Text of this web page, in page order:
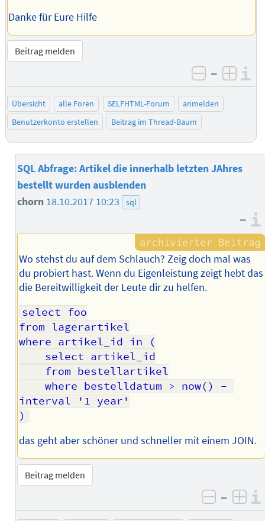
Danke für Eure Hilfe
Beitrag melden
negativ
–
Übersicht alle Foren SELFHTML-Forum
anmelden
Benutzerkonto erstellen
Beitrag im Thread-Baum
SQL Abfrage: Artikel die innerhalb letzten JAhres
bestellt wurden ausblenden
chorn 18.10.2017 10:23 sql
–
Wo stehst du auf dem Schlauch? Zeig doch mal was
du probiert hast. Wenn du Eigenleistung zeigt hebt das
die Bereitwilligkeit der Leute dir zu helfen.
select foo
from lagerartikel
where artikel_id in (
interval '1 year'
das geht aber schöner und schneller mit einem JOIN.
Beitrag melden
negativ
–